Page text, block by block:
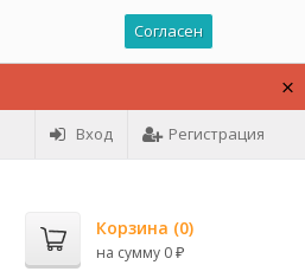
Согласен
Вход Регистрация
Корзина (0)
на сумму 0 ₽